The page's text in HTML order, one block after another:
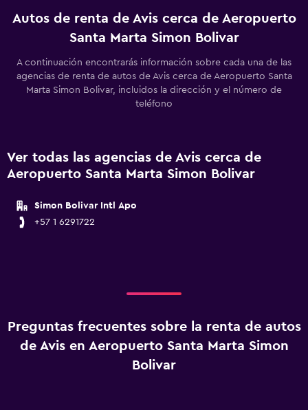
Autos de renta de Avis cerca de Aeropuerto
Santa Marta Simon Bolivar
A continuación encontrarás información sobre cada una de las
agencias de renta de autos de Avis cerca de Aeropuerto Santa
Marta Simon Bolivar, incluidos la dirección y el número de
teléfono
Ver todas las agencias de Avis cerca de
Aeropuerto Santa Marta Simon Bolivar
Simon Bolivar Intl Apo
+57 1 6291722
Preguntas frecuentes sobre la renta de autos
de Avis en Aeropuerto Santa Marta Simon
Bolivar